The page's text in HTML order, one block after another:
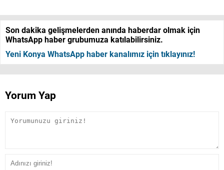
Son dakika gelişmelerden anında haberdar olmak için
WhatsApp haber grubumuza katılabilirsiniz.
Yeni Konya WhatsApp haber kanalımız için tıklayınız!
Yorum Yap